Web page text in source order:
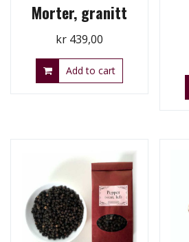
Morter, granitt
kr439,00
Add to cart